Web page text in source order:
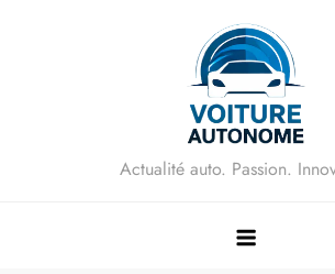
Actualité auto. Passion.